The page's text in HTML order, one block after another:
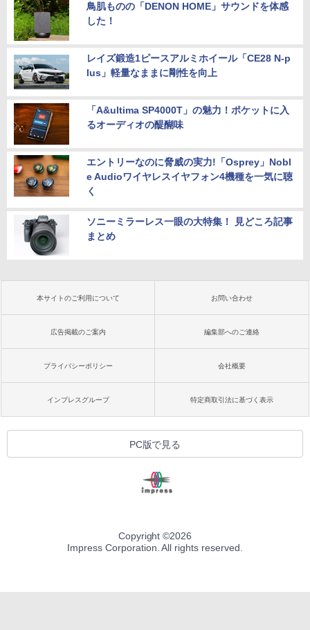
鳥肌ものの「DENON HOME」サウンドを体感
した！
レイズ鍛造1ピースアルミホイール「CE28 N-p
lus」軽量なままに剛性を向上
「A&ultima SP4000T」の魅力！ポケットに入
るオーディオの醍醐味
エントリーなのに脅威の実力!「Osprey」Nobl
e Audioワイヤレスイヤフォン4機種を一気に聴
く
ソニーミラーレス一眼の大特集！ 見どころ記事
まとめ
本サイトのご利用について お問い合わせ
広告掲載のご案内 編集部へのご連絡
プライバシーポリシー 会社概要
インプレスグループ 特定商取引法に基づく表示
PC版で見る
Copyright ©2026
Impress Corporation. All rights reserved.